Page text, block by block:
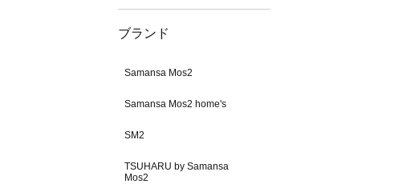
ブランド
Samansa Mos2
Samansa Mos2 home's
SM2
TSUHARU by Samansa
Mos2